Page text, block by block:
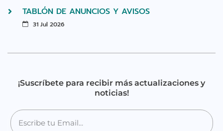
TABLÓN DE ANUNCIOS Y AVISOS
31 Jul 2026
¡Suscríbete para recibir más actualizaciones y
noticias!